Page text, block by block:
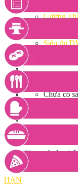
Gương
Siêu thị
Việc Làm
Chưa có
Giỏ hàng
Chưa có sản
HẠN